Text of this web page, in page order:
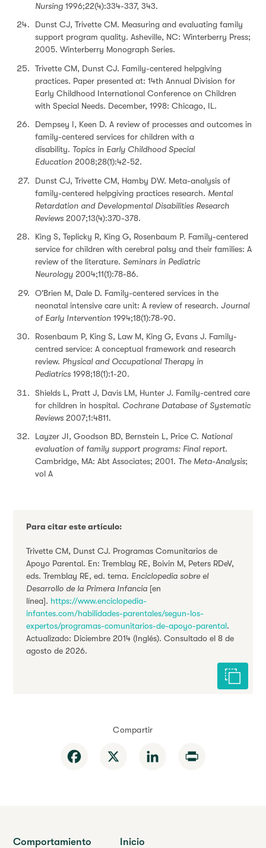
Nursing 1996;22(4):334-337, 343.
Dunst CJ, Trivette CM. Measuring and evaluating family
support program quality. Asheville, NC: Winterberry Press;
2005. Winterberry Monograph Series.
Trivette CM, Dunst CJ. Family-centered helpgiving
practices. Paper presented at: 14th Annual Division for
Early Childhood International Conference on Children
with Special Needs. December, 1998: Chicago, IL.
Dempsey I, Keen D. A review of processes and outcomes in
family-centered services for children with a
disability. Topics in Early Childhood Special
Education 2008;28(1):42-52.
Dunst CJ, Trivette CM, Hamby DW. Meta-analysis of
family-centered helpgiving practices research. Mental
Retardation and Developmental Disabilities Research
Reviews 2007;13(4):370-378.
King S, Teplicky R, King G, Rosenbaum P. Family-centered
service for children with cerebral palsy and their families: A
review of the literature. Seminars in Pediatric
Neurology 2004;11(1):78-86.
O'Brien M, Dale D. Family-centered services in the
neonatal intensive care unit: A review of research. Journal
of Early Intervention 1994;18(1):78-90.
Rosenbaum P, King S, Law M, King G, Evans J. Family-
centred service: A conceptual framework and research
review. Physical and Occupational Therapy in
Pediatrics 1998;18(1):1-20.
Shields L, Pratt J, Davis LM, Hunter J. Family-centred care
for children in hospital. Cochrane Database of Systematic
Reviews 2007;1:4811.
Layzer JI, Goodson BD, Bernstein L, Price C. National
evaluation of family support programs: Final report.
Cambridge, MA: Abt Associates; 2001. The Meta-Analysis;
vol A
Para citar este artículo:
Trivette CM, Dunst CJ. Programas Comunitarios de
Apoyo Parental. En: Tremblay RE, Boivin M, Peters RDeV,
eds. Tremblay RE, ed. tema. Enciclopedia sobre el
Desarrollo de la Primera Infancia [en
línea]. https://www.enciclopedia-
infantes.com/habilidades-parentales/segun-los-
expertos/programas-comunitarios-de-apoyo-parental.
Actualizado: Diciembre 2014 (Inglés). Consultado el 8 de
agosto de 2026.
Citar
Compartir
Facebook LinkedIn
Comportamiento
Inicio